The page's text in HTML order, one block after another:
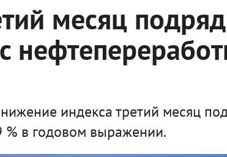
месяц
индекса третий месяц
в годовом выражении.